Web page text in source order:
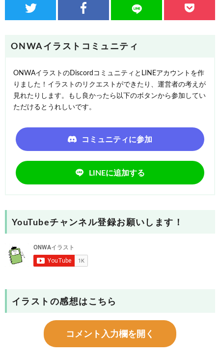
ONWAイラストコミュニティ
ONWAイラストのDiscordコミュニティとLINEアカウントを作
りました！イラストのリクエストができたり、運営者の考えが
見れたりします。もし良かったら以下のボタンから参加してい
ただけるとうれしいです。
コミュニティに参加
LINEに追加する
YouTubeチャンネル登録お願いします！
イラストの感想はこちら
コメント入力欄を開く